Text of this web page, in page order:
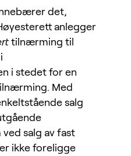
det,
anlegger
tilnærming til
i stedet for en
Med
salg
salg av fast
ikke foreligge